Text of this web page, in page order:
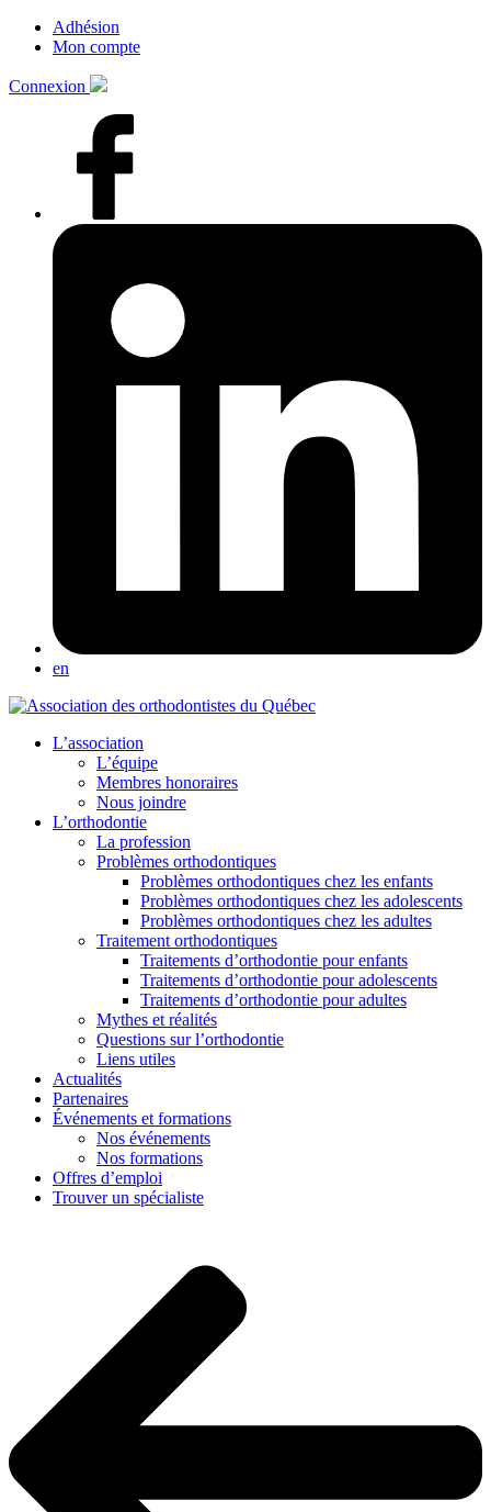
Adhésion
Mon compte
Connexion
en
L’association
L’équipe
Membres honoraires
Nous joindre
L’orthodontie
La profession
Problèmes orthodontiques
Problèmes orthodontiques chez les enfants
Problèmes orthodontiques chez les adolescents
Problèmes orthodontiques chez les adultes
Traitement orthodontiques
Traitements d’orthodontie pour enfants
Traitements d’orthodontie pour adolescents
Traitements d’orthodontie pour adultes
Mythes et réalités
Questions sur l’orthodontie
Liens utiles
Actualités
Partenaires
Événements et formations
Nos événements
Nos formations
Offres d’emploi
Trouver un spécialiste